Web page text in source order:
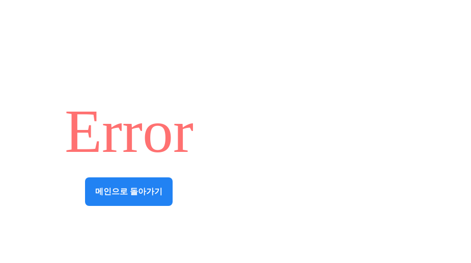
Error
메인으로 돌아가기